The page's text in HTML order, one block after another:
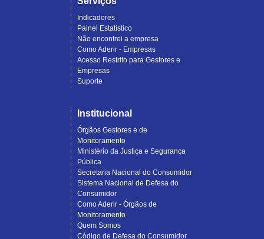
Indicadores
Painel Estatístico
Não encontrei a empresa
Como Aderir - Empresas
Acesso Restrito para Gestores e
Empresas
Suporte
Institucional
Órgãos Gestores e de
Monitoramento
Ministério da Justiça e Segurança
Pública
Secretaria Nacional do Consumidor
Sistema Nacional de Defesa do
Consumidor
Como Aderir - Órgãos de
Monitoramento
Quem Somos
Código de Defesa do Consumidor